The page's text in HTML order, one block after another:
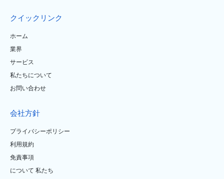
クイックリンク
ホーム
業界
サービス
私たちについて
お問い合わせ
会社方針
プライバシーポリシー
利用規約
免責事項
について 私たち